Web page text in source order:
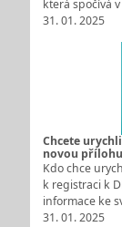
která spočívá
31. 01. 2025
Chcete
novou přílohu
Kdo chce
k registraci k
informace ke
31. 01. 2025